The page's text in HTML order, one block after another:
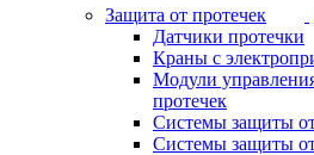
Защита от протечек
Датчики протечки
Краны с
Модули
протечек
Системы защиты
Системы защиты